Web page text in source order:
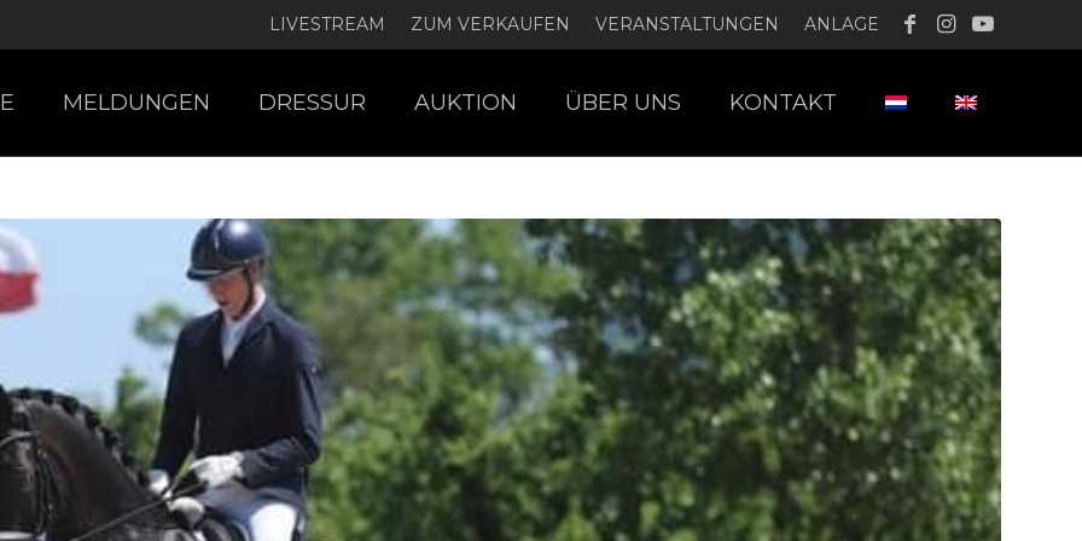
LIVESTREAM ZUM VERKAUFEN VERANSTALTUNGEN ANLAGE
MELDUNGEN DRESSUR AUKTION ÜBER UNS KONTAKT